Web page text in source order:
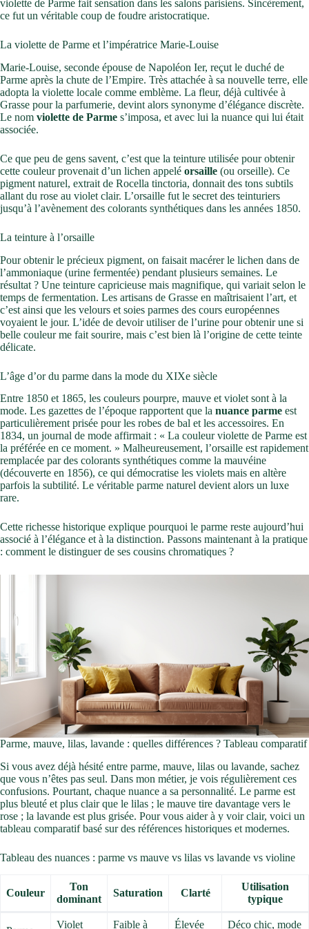
violette de Parme fait sensation dans les salons parisiens. Sincèrement,
ce fut un véritable coup de foudre aristocratique.
La violette de Parme et l’impératrice Marie-Louise
Marie-Louise, seconde épouse de Napoléon Ier, reçut le duché de
Parme après la chute de l’Empire. Très attachée à sa nouvelle terre, elle
adopta la violette locale comme emblème. La fleur, déjà cultivée à
Grasse pour la parfumerie, devint alors synonyme d’élégance discrète.
Le nom violette de Parme s’imposa, et avec lui la nuance qui lui était
associée.
Ce que peu de gens savent, c’est que la teinture utilisée pour obtenir
cette couleur provenait d’un lichen appelé orsaille (ou orseille). Ce
pigment naturel, extrait de Rocella tinctoria, donnait des tons subtils
allant du rose au violet clair. L’orsaille fut le secret des teinturiers
jusqu’à l’avènement des colorants synthétiques dans les années 1850.
La teinture à l’orsaille
Pour obtenir le précieux pigment, on faisait macérer le lichen dans de
l’ammoniaque (urine fermentée) pendant plusieurs semaines. Le
résultat ? Une teinture capricieuse mais magnifique, qui variait selon le
temps de fermentation. Les artisans de Grasse en maîtrisaient l’art, et
c’est ainsi que les velours et soies parmes des cours européennes
voyaient le jour. L’idée de devoir utiliser de l’urine pour obtenir une si
belle couleur me fait sourire, mais c’est bien là l’origine de cette teinte
délicate.
L’âge d’or du parme dans la mode du XIXe siècle
Entre 1850 et 1865, les couleurs pourpre, mauve et violet sont à la
mode. Les gazettes de l’époque rapportent que la nuance parme est
particulièrement prisée pour les robes de bal et les accessoires. En
1834, un journal de mode affirmait : « La couleur violette de Parme est
la préférée en ce moment. » Malheureusement, l’orsaille est rapidement
remplacée par des colorants synthétiques comme la mauvéine
(découverte en 1856), ce qui démocratise les violets mais en altère
parfois la subtilité. Le véritable parme naturel devient alors un luxe
rare.
Cette richesse historique explique pourquoi le parme reste aujourd’hui
associé à l’élégance et à la distinction. Passons maintenant à la pratique
: comment le distinguer de ses cousins chromatiques ?
Parme, mauve, lilas, lavande : quelles différences ? Tableau comparatif
Si vous avez déjà hésité entre parme, mauve, lilas ou lavande, sachez
que vous n’êtes pas seul. Dans mon métier, je vois régulièrement ces
confusions. Pourtant, chaque nuance a sa personnalité. Le parme est
plus bleuté et plus clair que le lilas ; le mauve tire davantage vers le
rose ; la lavande est plus grisée. Pour vous aider à y voir clair, voici un
tableau comparatif basé sur des références historiques et modernes.
Tableau des nuances : parme vs mauve vs lilas vs lavande vs violine
Couleur
Ton
dominant
Saturation Clarté
Utilisation
typique
Violet
Faible à
Élevée
Déco chic, mode